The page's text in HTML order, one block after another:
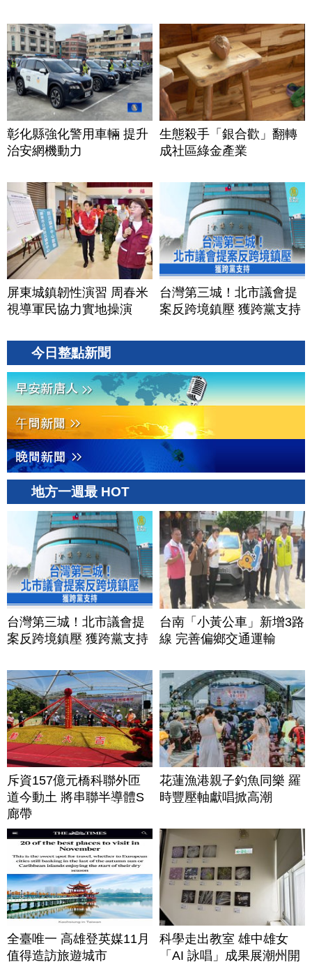
彰化縣強化警用車輛 提升
治安網機動力
生態殺手「銀合歡」翻轉
成社區綠金產業
屏東城鎮韌性演習 周春米
視導軍民協力實地操演
台灣第三城！北市議會提
案反跨境鎮壓 獲跨黨支持
今日整點新聞
地方一週最 HOT
台灣第三城！北市議會提
案反跨境鎮壓 獲跨黨支持
台南「小黃公車」新增3路
線 完善偏鄉交通運輸
斥資157億元橋科聯外匝
道今動土 將串聯半導體S
廊帶
花蓮漁港親子釣魚同樂 羅
時豐壓軸獻唱掀高潮
全臺唯一 高雄登英媒11月
值得造訪旅遊城市
科學走出教室 雄中雄女
「AI 詠唱」成果展潮州開